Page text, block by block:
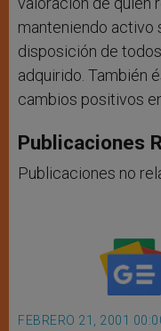
manteniendo activo
disposición de
adquirido. También
cambios positivos
Publicaciones
Publicaciones no
FEBRERO 21, 2001